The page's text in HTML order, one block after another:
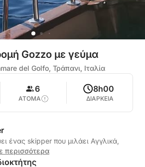
Gozzo με γεύμα
del Golfo, Τράπανι, Ιταλία
6
ΑΤΟΜΑ
8h00
ΔΙΑΡΚΕΙΑ
ένας skipper που μιλάει Αγγλικά,
περισσότερα